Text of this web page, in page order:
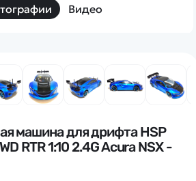
Видео
машина для дрифта HSP
RTR 1:10 2.4G Acura NSX -